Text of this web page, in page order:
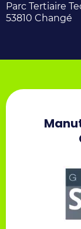
Parc Tertiaire
53810 Changé